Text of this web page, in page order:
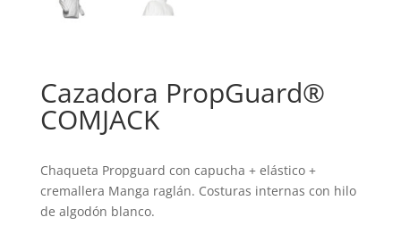
Cazadora PropGuard®
COMJACK
Chaqueta Propguard con capucha + elástico +
cremallera Manga raglán. Costuras internas con hilo
de algodón blanco.